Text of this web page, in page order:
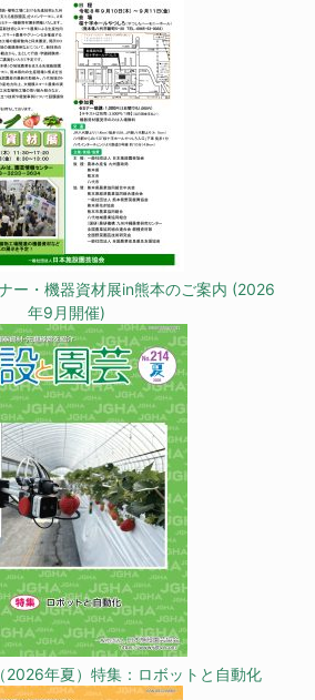
ー・機器資材展in熊本のご案内 (2026
年9月開催)
2026年夏）特集：ロボットと自動化